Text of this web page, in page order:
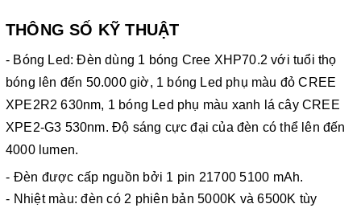
THÔNG SỐ KỸ THUẬT
- Bóng Led: Đèn dùng 1 bóng Cree XHP70.2 với tuổi thọ
bóng lên đến 50.000 giờ, 1 bóng Led phụ màu đỏ CREE
XPE2R2 630nm, 1 bóng Led phụ màu xanh lá cây CREE
XPE2-G3 530nm. Độ sáng cực đại của đèn có thể lên đến
4000 lumen.
- Đèn được cấp nguồn bởi 1 pin 21700 5100 mAh.
- Nhiệt màu: đèn có 2 phiên bản 5000K và 6500K tùy